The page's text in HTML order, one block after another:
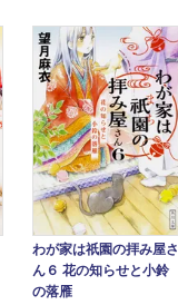
わが家は祇園の拝み屋さ
ん６ 花の知らせと小鈴
の落雁